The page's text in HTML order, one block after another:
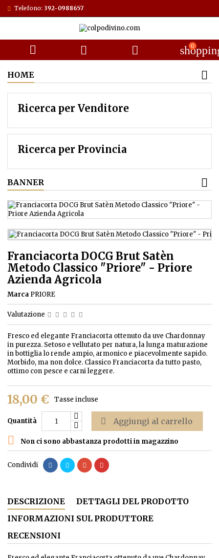
Telefono: 392-0988657
   0
HOME
Ricerca per Venditore
Ricerca per Provincia
BANNER
Franciacorta DOCG Brut Satèn
Metodo Classico "Priore" - Priore
Azienda Agricola
Marca PRIORE
Valutazione
Fresco ed elegante Franciacorta ottenuto da uve Chardonnay
in purezza. Setoso e vellutato per natura, la lunga maturazione
in bottiglia lo rende ampio, armonico e piacevolmente sapido.
Morbido, ma non dolce. Classico Franciacorta da tutto pasto,
ottimo con pesce e carni leggere.
18,00 € Tasse incluse
Quantità  Aggiungi al carrello
 Non ci sono abbastanza prodotti in magazzino
Condividi
DESCRIZIONE
DETTAGLI DEL PRODOTTO
INFORMAZIONI SUL PRODUTTORE
RECENSIONI